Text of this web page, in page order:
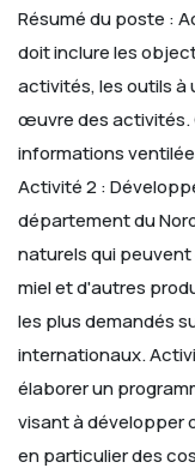
Résumé du poste :
doit inclure les
activités, les outils à
œuvre des activités.
informations
Activité 2 :
département du
naturels qui
miel et d'autres
les plus demandés
internationaux.
élaborer un
visant à développer
en particulier des